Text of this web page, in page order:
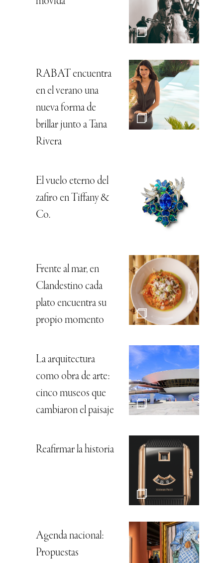
RABAT encuentra
en el verano una
nueva forma de
brillar junto a Tana
Rivera
El vuelo eterno del
zafiro en Tiffany &
Co.
Frente al mar, en
Clandestino cada
plato encuentra su
propio momento
La arquitectura
como obra de arte:
cinco museos que
cambiaron el paisaje
Reafirmar la historia
Agenda nacional:
Propuestas